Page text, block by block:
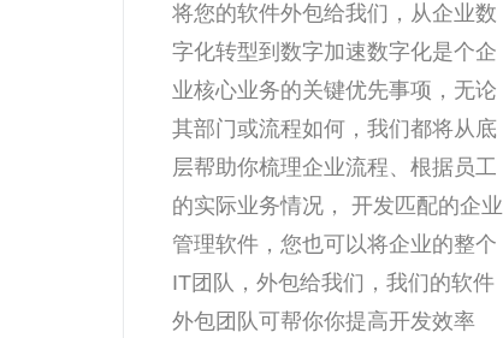
将您的软件外包给我们，从企业数
字化转型到数字加速数字化是个企
业核心业务的关键优先事项，无论
其部门或流程如何，我们都将从底
层帮助你梳理企业流程、根据员工
的实际业务情况， 开发匹配的企业
管理软件，您也可以将企业的整个
IT团队，外包给我们，我们的软件
外包团队可帮你你提高开发效率